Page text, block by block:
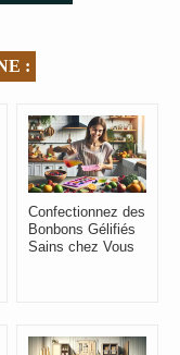
:
Confectionnez des
Bonbons Gélifiés
Sains chez Vous